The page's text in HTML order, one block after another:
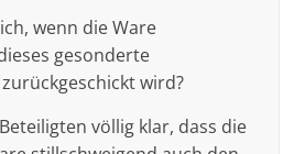
wenn die Ware
gesonderte
wird?
völlig klar, dass die